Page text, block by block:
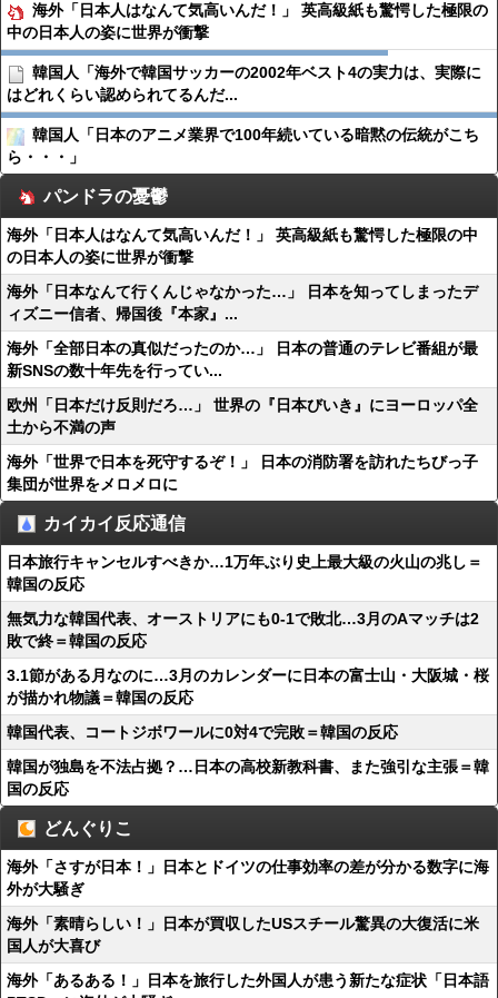
海外「日本人はなんて気高いんだ！」 英高級紙も驚愕した極限の
中の日本人の姿に世界が衝撃
韓国人「海外で韓国サッカーの2002年ベスト4の実力は、実際に
はどれくらい認められてるんだ...
韓国人「日本のアニメ業界で100年続いている暗黙の伝統がこち
ら・・・」
パンドラの憂鬱
海外「日本人はなんて気高いんだ！」 英高級紙も驚愕した極限の中
の日本人の姿に世界が衝撃
海外「日本なんて行くんじゃなかった…」 日本を知ってしまったデ
ィズニー信者、帰国後『本家』...
海外「全部日本の真似だったのか…」 日本の普通のテレビ番組が最
新SNSの数十年先を行ってい...
欧州「日本だけ反則だろ…」 世界の『日本びいき』にヨーロッパ全
土から不満の声
海外「世界で日本を死守するぞ！」 日本の消防署を訪れたちびっ子
集団が世界をメロメロに
カイカイ反応通信
日本旅行キャンセルすべきか…1万年ぶり史上最大級の火山の兆し＝
韓国の反応
無気力な韓国代表、オーストリアにも0-1で敗北…3月のAマッチは2
敗で終＝韓国の反応
3.1節がある月なのに…3月のカレンダーに日本の富士山・大阪城・桜
が描かれ物議＝韓国の反応
韓国代表、コートジボワールに0対4で完敗＝韓国の反応
韓国が独島を不法占拠？…日本の高校新教科書、また強引な主張＝韓
国の反応
どんぐりこ
海外「さすが日本！」日本とドイツの仕事効率の差が分かる数字に海
外が大騒ぎ
海外「素晴らしい！」日本が買収したUSスチール驚異の大復活に米
国人が大喜び
海外「あるある！」日本を旅行した外国人が患う新たな症状「日本語